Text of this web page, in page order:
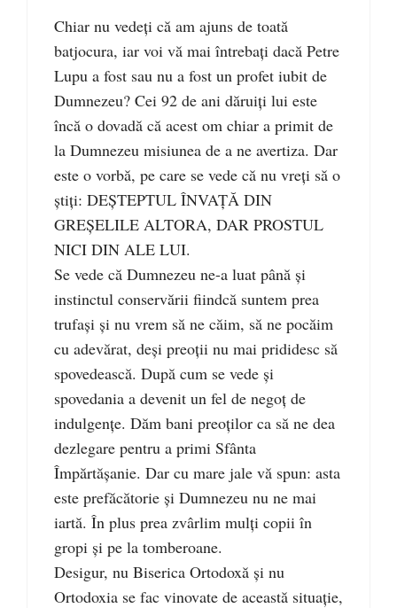
Chiar nu vedeți că am ajuns de toată
batjocura, iar voi vă mai întrebați dacă Petre
Lupu a fost sau nu a fost un profet iubit de
Dumnezeu? Cei 92 de ani dăruiți lui este
încă o dovadă că acest om chiar a primit de
la Dumnezeu misiunea de a ne avertiza. Dar
este o vorbă, pe care se vede că nu vreți să o
știți: DEȘTEPTUL ÎNVAȚĂ DIN
GREȘELILE ALTORA, DAR PROSTUL
NICI DIN ALE LUI.
Se vede că Dumnezeu ne-a luat până și
instinctul conservării fiindcă suntem prea
trufași și nu vrem să ne căim, să ne pocăim
cu adevărat, deși preoții nu mai prididesc să
spovedească. După cum se vede și
spovedania a devenit un fel de negoț de
indulgențe. Dăm bani preoților ca să ne dea
dezlegare pentru a primi Sfânta
Împărtășanie. Dar cu mare jale vă spun: asta
este prefăcătorie și Dumnezeu nu ne mai
iartă. În plus prea zvârlim mulți copii în
gropi și pe la tomberoane.
Desigur, nu Biserica Ortodoxă și nu
Ortodoxia se fac vinovate de această situație,